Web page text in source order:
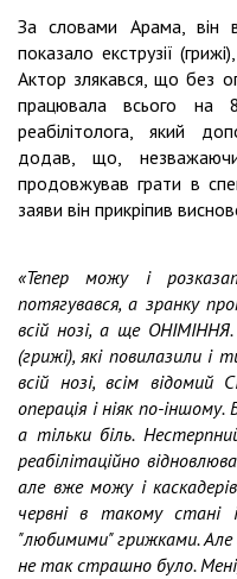
За словами Арама, він
показало екструзії
Актор злякався, що без
працювала всього на
реабілітолога, який
додав, що,
продовжував грати в
заяви він прикріпив
«Тепер можу і
потягувався, а зранку
всій нозі, а ще
(грижі), які повилазили
всій нозі, всім відомий
операція і ніяк по-
а тільки біль.
реабілітаційно
але вже можу і
червні в такому стані
"любимими" грижками. Але
не так страшно було.